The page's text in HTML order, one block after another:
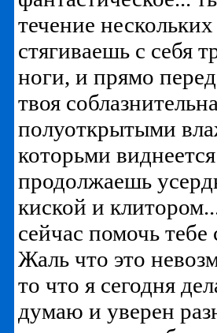
течение
стягиваешь с себя
ноги, и прямо
твоя
полуоткрытыми
которьми
продолжаешь
киской и
сейчас помочь
Жаль что это
то что я сегодня
думаю и уверен